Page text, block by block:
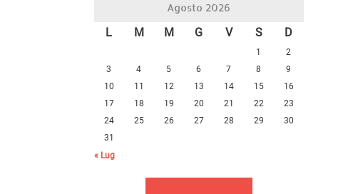
Agosto 2026
L M M G V S D
1
2
3
4 5 6 7 8
9
10
11 12 13 14 15
16
17
18 19 20 21 22
23
24
25 26 27 28 29
30
31
« Lug